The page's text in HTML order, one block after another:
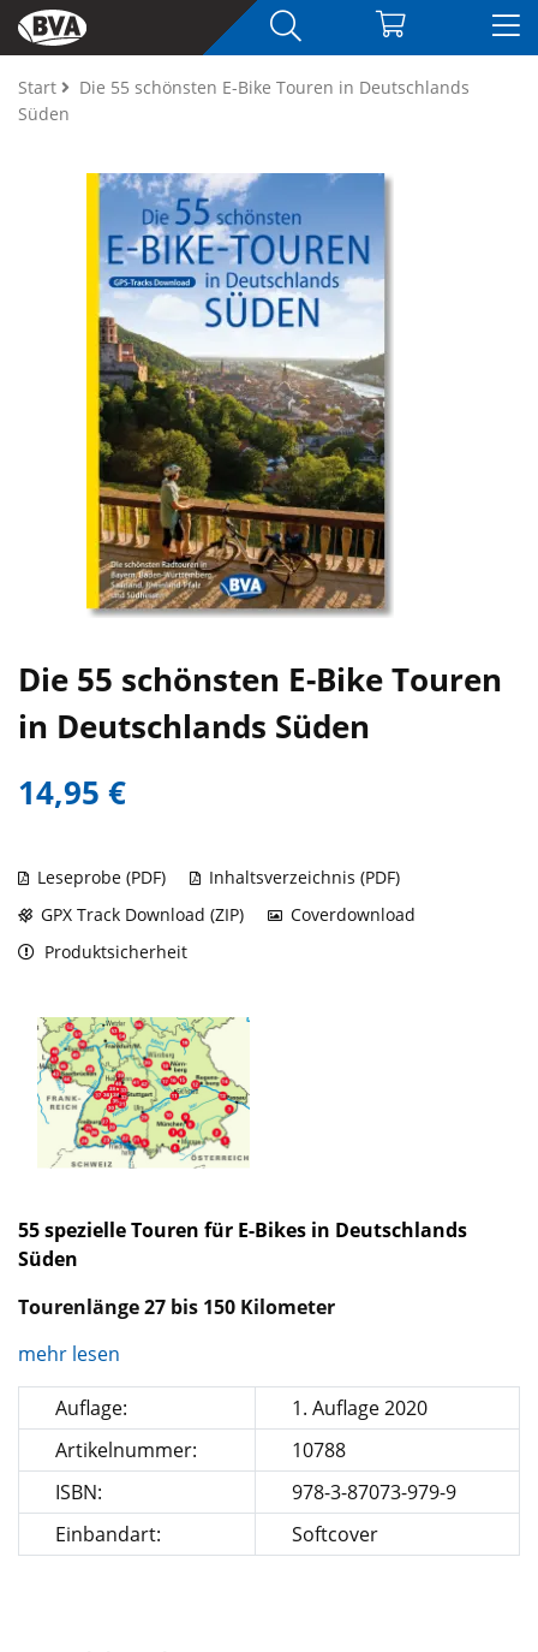
Start
Die 55 schönsten E-Bike Touren in Deutschlands
Süden
Die 55 schönsten E-Bike Touren
in Deutschlands Süden
14,95 €
Leseprobe (PDF)
Inhaltsverzeichnis (PDF)
GPX Track Download (ZIP)
Coverdownload
Produktsicherheit
55 spezielle Touren für E-Bikes in Deutschlands
Süden
Tourenlänge 27 bis 150 Kilometer
mehr lesen
Auflage:
1. Auflage 2020
Artikelnummer:
10788
ISBN:
978-3-87073-979-9
Einbandart:
Softcover